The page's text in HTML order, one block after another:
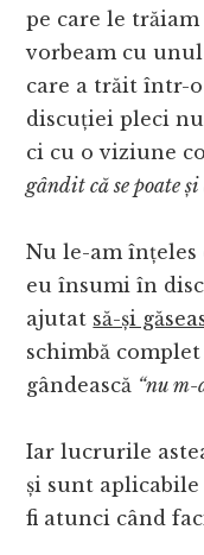
pe care le
vorbeam cu
care a trăit într-
discuției pleci
ci cu o viziune
gândit că se poate și
Nu le-am înțeles
eu însumi în
ajutat să-și
schimbă
gândească “nu m-
Iar lucrurile
și sunt
fi atunci când